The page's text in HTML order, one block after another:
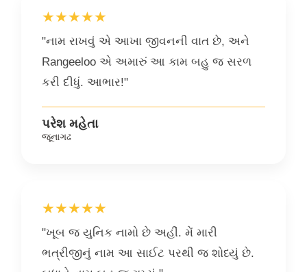
★★★★★
"નામ રાખવું એ આખા જીવનની વાત છે, અને
Rangeeloo એ અમારું આ કામ બહુ જ સરળ
કરી દીધું. આભાર!"
પરેશ મહેતા
જૂનાગઢ
★★★★★
"ખૂબ જ યુનિક નામો છે અહીં. મેં મારી
ભત્રીજીનું નામ આ સાઈટ પરથી જ શોધ્યું છે.